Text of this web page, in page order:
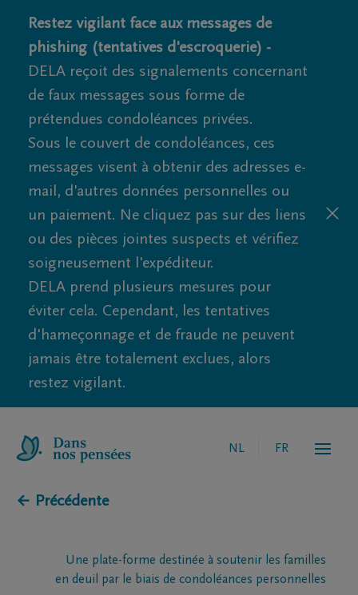
Restez vigilant face aux messages de
phishing (tentatives d'escroquerie) -
DELA reçoit des signalements concernant
de faux messages sous forme de
prétendues condoléances privées.
Sous le couvert de condoléances, ces
messages visent à obtenir des adresses e-
mail, d'autres données personnelles ou
un paiement. Ne cliquez pas sur des liens
ou des pièces jointes suspects et vérifiez
soigneusement l'expéditeur.
DELA prend plusieurs mesures pour
éviter cela. Cependant, les tentatives
d'hameçonnage et de fraude ne peuvent
jamais être totalement exclues, alors
restez vigilant.
NL FR
← Précédente
Une plate-forme destinée à soutenir les familles
en deuil par le biais de condoléances personnelles